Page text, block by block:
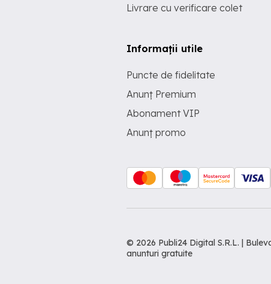
Livrare cu verificare colet
Informații utile
Puncte de fidelitate
Anunț Premium
Abonament VIP
Anunț promo
© 2026 Publi24 Digital S.R.L. |
anunturi gratuite